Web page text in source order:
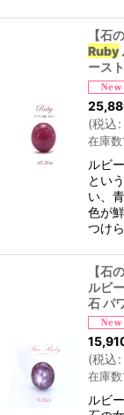
【石
Ruby
ース
(税込:
在庫数
ルビ
とい
い、
色が
つけ
【石
ルビ
石 パ
(税込:
在庫数
ルビ